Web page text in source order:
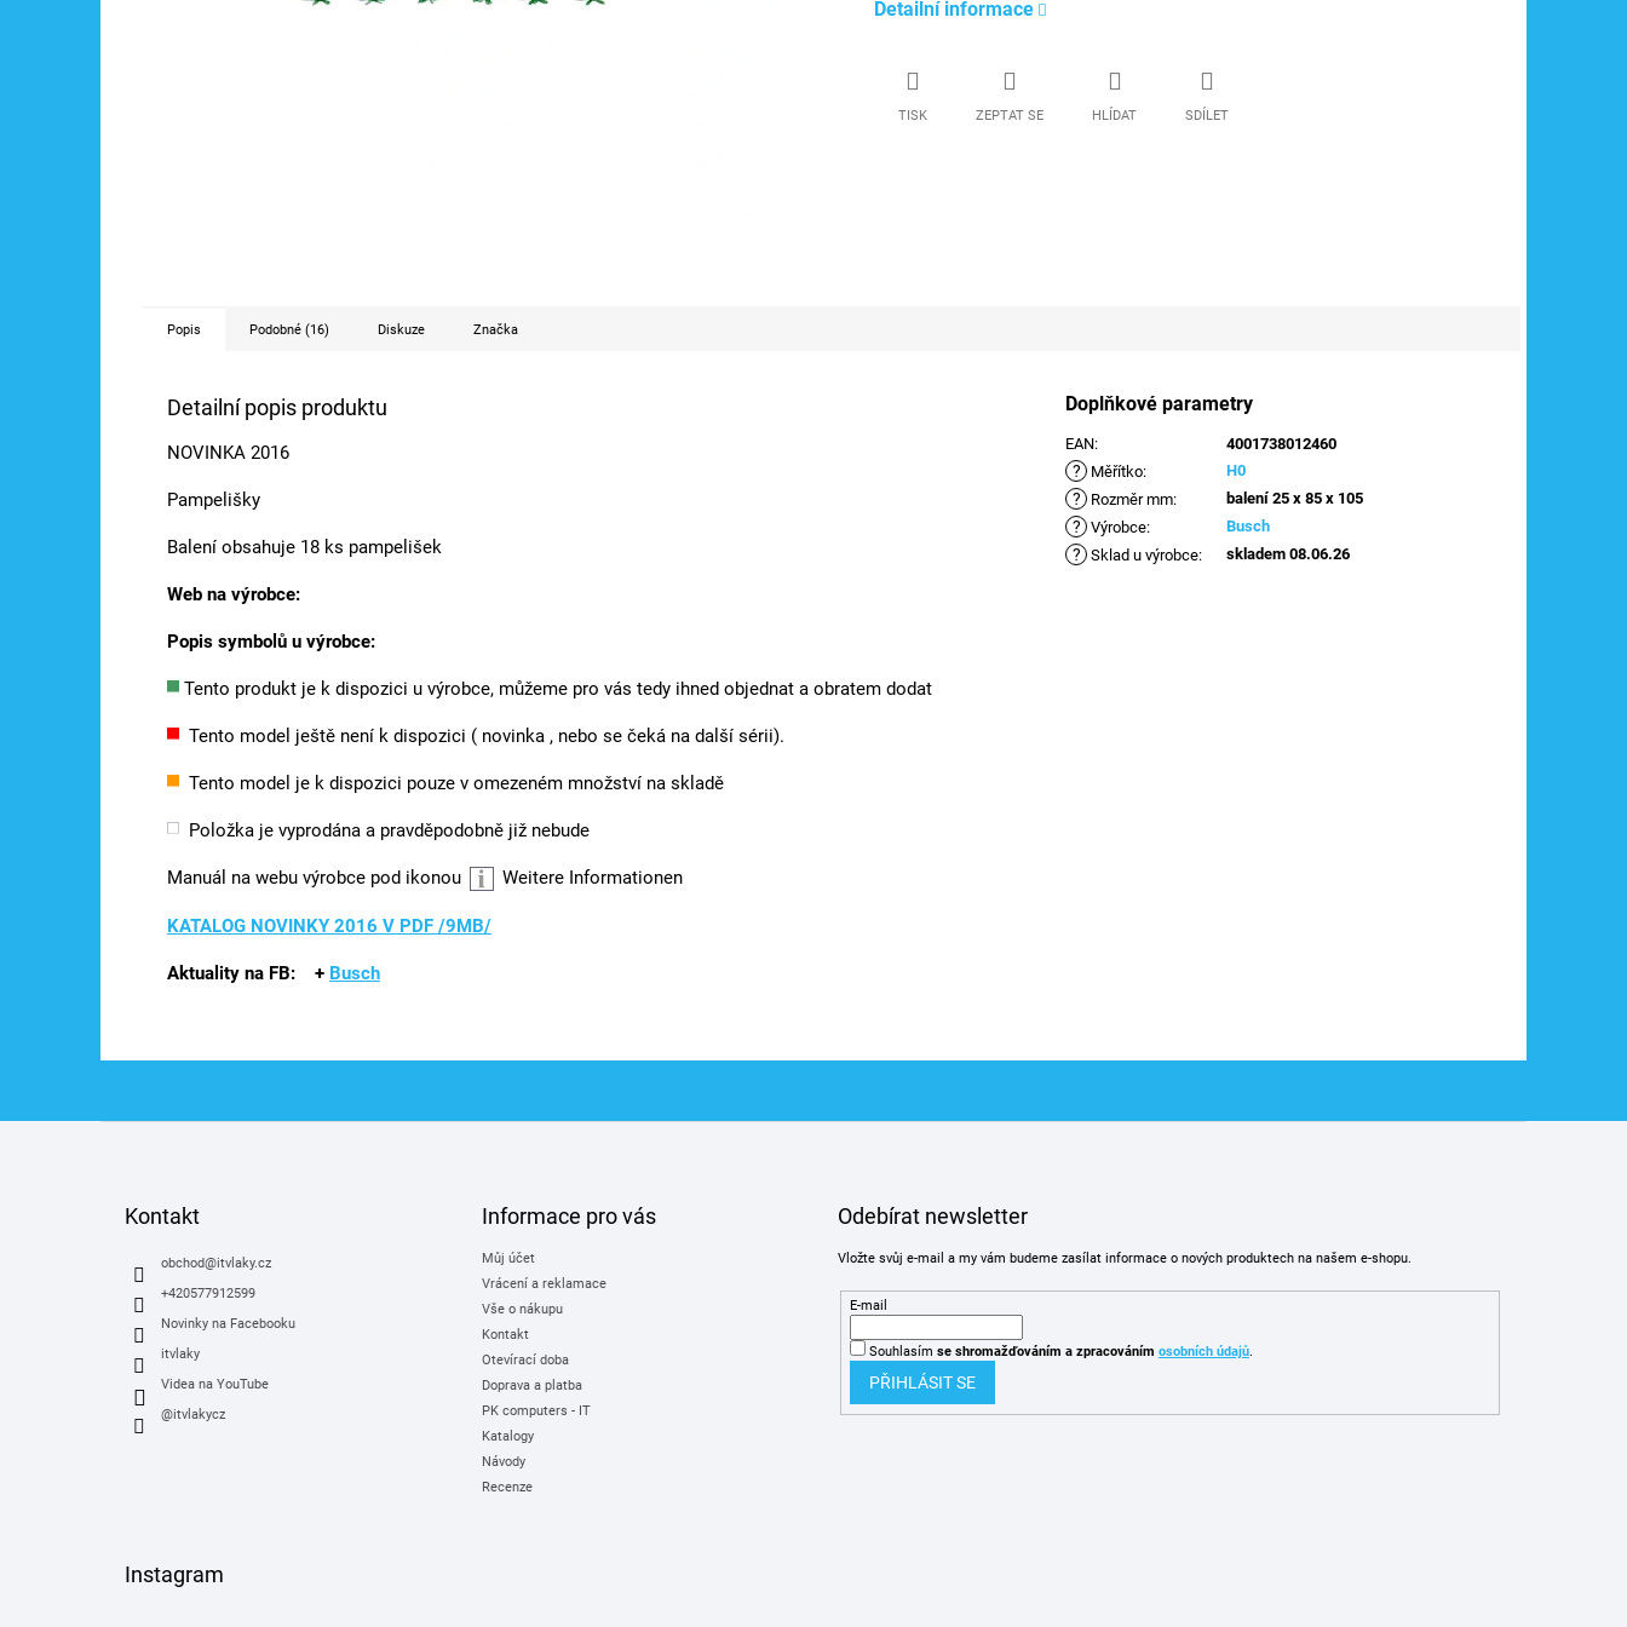
Detailní informace
TISK ZEPTAT SE HLÍDAT SDÍLET
Popis Podobné (16) Diskuze Značka
Detailní popis produktu
NOVINKA 2016
Pampelišky
Balení obsahuje 18 ks pampelišek
Web na výrobce:
Popis symbolů u výrobce:
Tento produkt je k dispozici u výrobce, můžeme pro vás tedy ihned objednat a obratem dodat
Tento model ještě není k dispozici ( novinka , nebo se čeká na další sérii).
Tento model je k dispozici pouze v omezeném množství na skladě
Položka je vyprodána a pravděpodobně již nebude
Manuál na webu výrobce pod ikonou Weitere Informationen
KATALOG NOVINKY 2016 V PDF /9MB/
Aktuality na FB: + Busch
Doplňkové parametry
EAN: 4001738012460
? Měřítko: H0
? Rozměr mm: balení 25 x 85 x 105
? Výrobce: Busch
? Sklad u výrobce: skladem 08.06.26
Kontakt
obchod@itvlaky.cz
+420577912599
Novinky na Facebooku
itvlaky
Videa na YouTube
@itvlakycz
Informace pro vás
Můj účet
Vrácení a reklamace
Vše o nákupu
Kontakt
Otevírací doba
Doprava a platba
PK computers - IT
Katalogy
Návody
Recenze
Odebírat newsletter
Vložte svůj e-mail a my vám budeme zasílat informace o nových produktech na našem e-shopu.
E-mail
Souhlasím se shromažďováním a zpracováním osobních údajů.
PŘIHLÁSIT SE
Instagram